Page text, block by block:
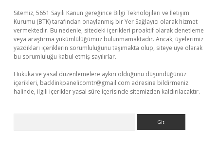
Sitemiz, 5651 Sayılı Kanun gereğince Bilgi Teknolojileri ve İletişim
Kurumu (BTK) tarafından onaylanmış bir Yer Sağlayıcı olarak hizmet
vermektedir. Bu nedenle, sitedeki içerikleri proaktif olarak denetleme
veya araştırma yükümlülüğümüz bulunmamaktadır. Ancak, üyelerimiz
yazdıkları içeriklerin sorumluluğunu taşımakta olup, siteye üye olarak
bu sorumluluğu kabul etmiş sayılırlar.
Hukuka ve yasal düzenlemelere aykırı olduğunu düşündüğünüz
içerikleri, backlinkpanelicomtr@gmail.com adresine bildirmeniz
halinde, ilgili içerikler yasal süre içerisinde sitemizden kaldırılacaktır.